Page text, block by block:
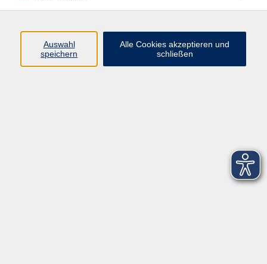
Über unsAuswahl
speichern
Alle Cookies akzeptieren und
schließen